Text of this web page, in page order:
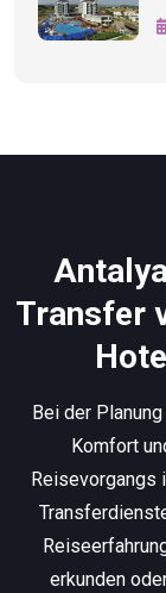
Transfer
Bei der
Komfort
Reisevorgangs
erkunden